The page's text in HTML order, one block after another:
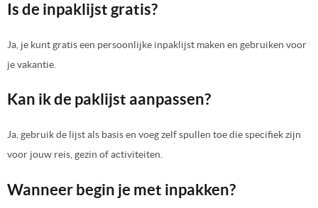
Is de inpaklijst gratis?
Ja, je kunt gratis een persoonlijke inpaklijst maken en gebruiken voor
je vakantie.
Kan ik de paklijst aanpassen?
Ja, gebruik de lijst als basis en voeg zelf spullen toe die specifiek zijn
voor jouw reis, gezin of activiteiten.
Wanneer begin je met inpakken?